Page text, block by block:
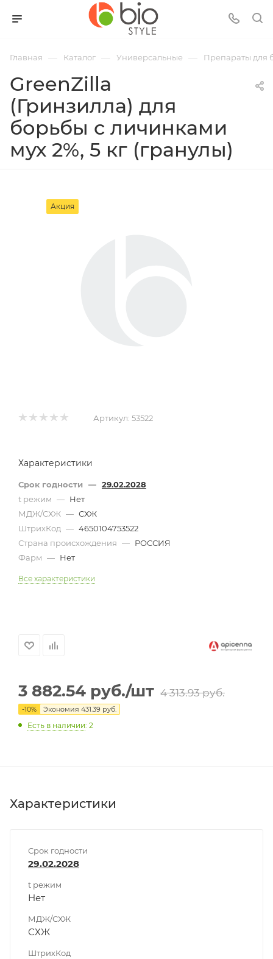
Главная — Каталог — Универсальные — Препараты для
GreenZilla
(Гринзилла) для
борьбы с личинками
мух 2%, 5 кг (гранулы)
Акция
Артикул: 53522
Характеристики
Срок годности — 29.02.2028
t режим — Нет
МДЖ/СХЖ — СХЖ
ШтрихКод — 4650104753522
Страна происхождения — РОССИЯ
Фарм — Нет
Все характеристики
3 882.54 руб./шт 4 313.93руб.
-10% Экономия 431.39 руб.
Есть в наличии: 2
Характеристики
Срок годности
29.02.2028
t режим
Нет
МДЖ/СХЖ
СХЖ
ШтрихКод